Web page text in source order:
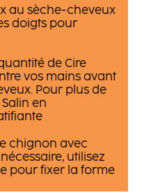
au sèche-cheveux
doigts pour
de Cire
vos mains avant
Pour plus de
en
chignon avec
utilisez
pour fixer la forme